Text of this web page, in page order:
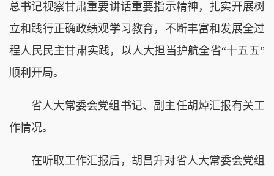
总书记视察甘肃重要讲话重要指示精神，扎实开展树
立和践行正确政绩观学习教育，不断丰富和发展全过
程人民民主甘肃实践，以人大担当护航全省“十五五”
顺利开局。
省人大常委会党组书记、副主任胡焯汇报有关工
作情况。
在听取工作汇报后，胡昌升对省人大常委会党组